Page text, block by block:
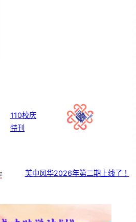
110校庆
特刊
芙中风华2026年第二期上线了！